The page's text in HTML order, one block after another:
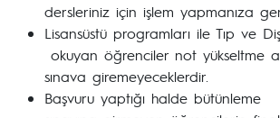
dersleriniz için işlem yapmanıza
Lisansüstü programları ile Tıp ve
okuyan öğrenciler not yükseltme
sınava giremeyeceklerdir.
Başvuru yaptığı halde bütünleme